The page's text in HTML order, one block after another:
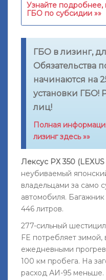
Узнайте подробнее,
ГБО по субсидии »»
ГБО в лизинг,
Обязательства
начинаются на
установки ГБО!
лиц!
Полная
лизинг здесь »»
Лексус РХ 350 (LEXUS
неубиваемый
владельцами за само
автомобиля.
446 литров.
277-сильный
FE потребляет зимой,
ежедневными
100 км пробега. На
расход АИ-95 меньше.